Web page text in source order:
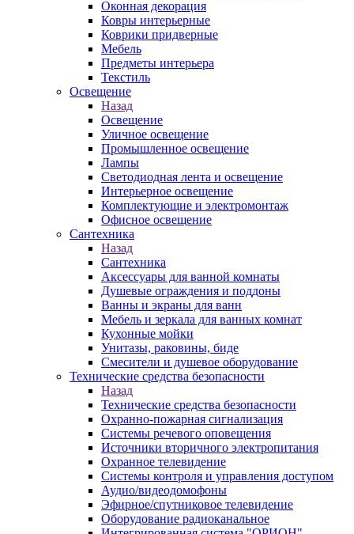
Оконная декорация
Ковры интерьерные
Коврики придверные
Мебель
Предметы интерьера
Текстиль
Освещение
Назад
Освещение
Уличное освещение
Промышленное освещение
Лампы
Светодиодная лента и освещение
Интерьерное освещение
Комплектующие и электромонтаж
Офисное освещение
Сантехника
Назад
Сантехника
Аксессуары для ванной комнаты
Душевые ограждения и поддоны
Ванны и экраны для ванн
Мебель и зеркала для ванных комнат
Кухонные мойки
Унитазы, раковины, биде
Смесители и душевое оборудование
Технические средства безопасности
Назад
Технические средства безопасности
Охранно-пожарная сигнализация
Системы речевого оповещения
Источники вторичного электропитания
Охранное телевидение
Системы контроля и управления доступом
Аудио/видеодомофоны
Эфирное/спутниковое телевидение
Оборудование радиоканальное